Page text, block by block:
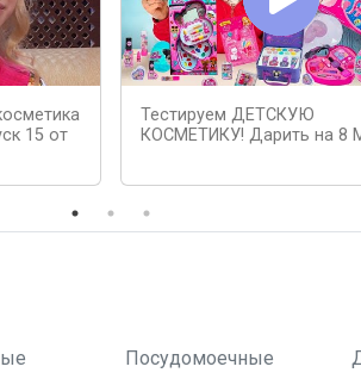
15 от
Тестируем ДЕТСКУЮ
КОСМЕТИКУ! Дарить на 8
Посудомоечные